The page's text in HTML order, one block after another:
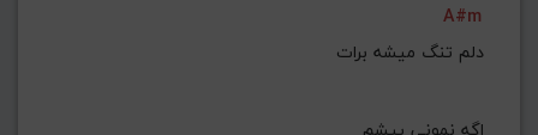
A#m
دلم تنگ میشه برات